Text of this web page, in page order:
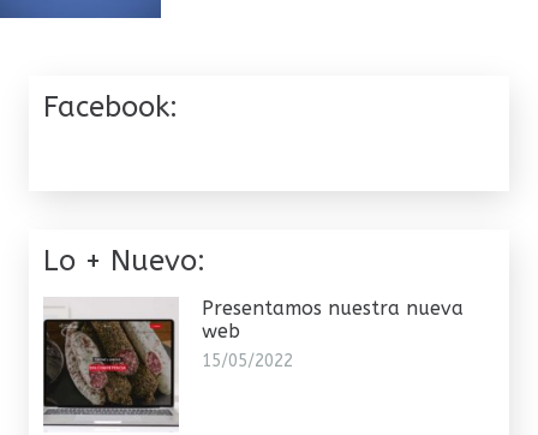
Facebook:
Lo + Nuevo:
Presentamos nuestra nueva
web
15/05/2022